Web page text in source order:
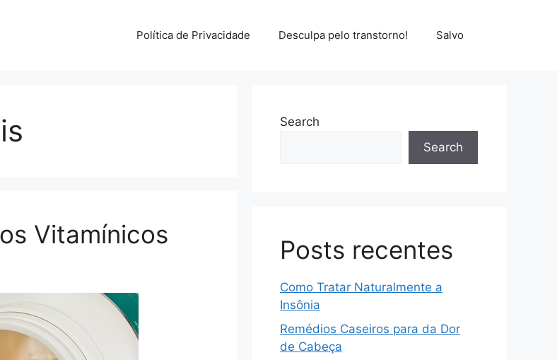
Política de Privacidade Desculpa pelo transtorno! Salvo
Vitamínicos
Search
Search
Posts recentes
Como Tratar Naturalmente a
Insônia
Remédios Caseiros para da Dor
de Cabeça